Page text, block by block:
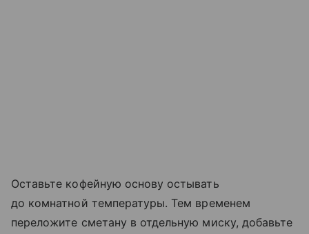
Оставьте кофейную основу остывать
до комнатной температуры. Тем временем
переложите сметану в отдельную миску, добавьте